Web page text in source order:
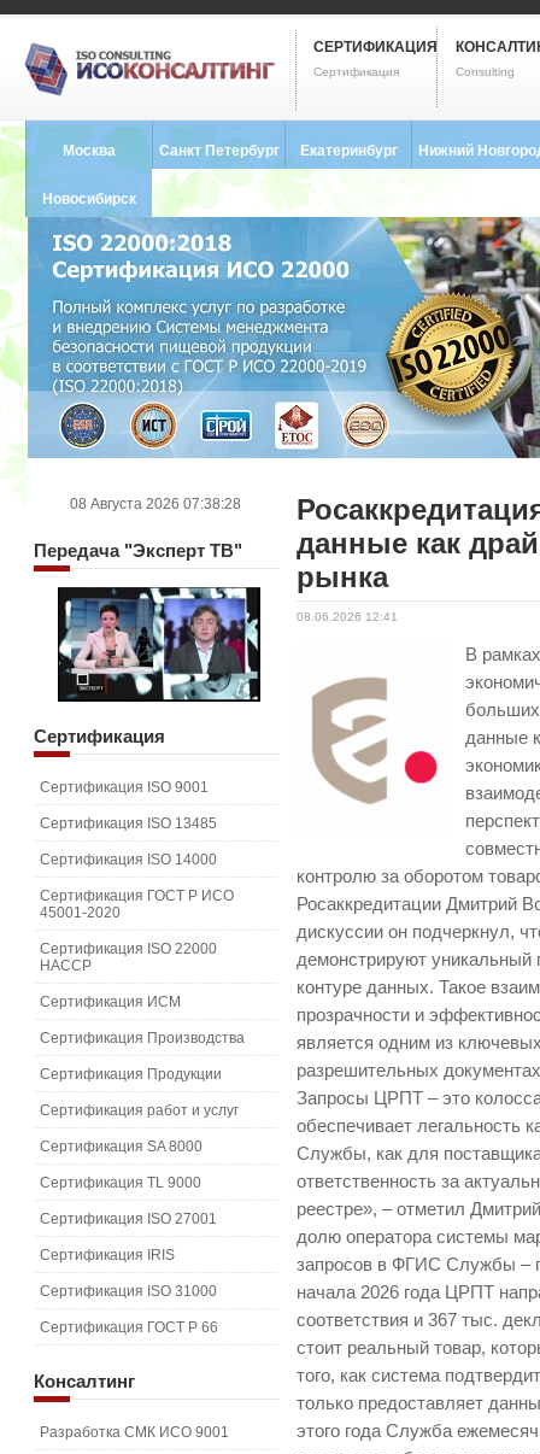
СЕРТИФИКАЦИЯ
Сертификация Consulting
Москва Санкт Петербург
8 (812) 748-2493
Екатеринбург
8 (343) 237-2593
Нижний
Новосибирск
8 (383) 227-8449
данные как
рынка
08.06.2026 12:41
В
данные
контролю за оборотом
Росаккредитации Дмитрий
дискуссии он подчеркнул,
демонстрируют уникальный
контуре данных. Такое
прозрачности и
является одним из
разрешительных
Запросы ЦРПТ – это
обеспечивает легальность
Службы, как для
ответственность за
реестре», – отметил
долю оператора системы
запросов в ФГИС Службы –
начала 2026 года ЦРПТ
соответствия и 367 тыс.
стоит реальный товар,
того, как система
только предоставляет
этого года Служба
08 Августа 2026 07:38:28
Передача"Эксперт ТВ"
Сертификация
Сертификация ISO 9001
Сертификация ISO 13485
Сертификация ISO 14000
Сертификация ГОСТ Р ИСО
45001-2020
Сертификация ISO 22000
HACCP
Сертификация ИСМ
Сертификация Производства
Сертификация Продукции
Сертификация работ и услуг
Сертификация SA 8000
Сертификация TL 9000
Сертификация ISO 27001
Сертификация IRIS
Сертификация ISO 31000
Сертификация ГОСТ Р 66
Консалтинг
Разработка СМК ИСО 9001